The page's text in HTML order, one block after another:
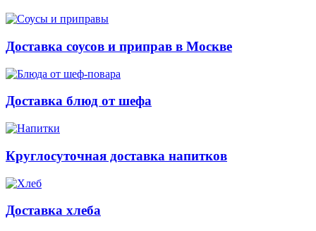
Доставка соусов и приправ в Москве
Доставка блюд от шефа
Круглосуточная доставка напитков
Доставка хлеба